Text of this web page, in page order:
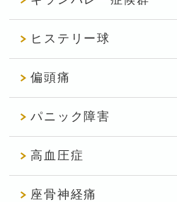
ヒステリー球
偏頭痛
パニック障害
高血圧症
座骨神経痛